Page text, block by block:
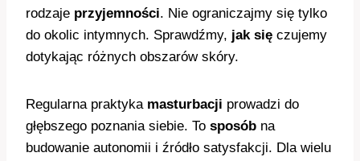
rodzaje przyjemności. Nie ograniczajmy się tylko
do okolic intymnych. Sprawdźmy, jak się czujemy
dotykając różnych obszarów skóry.
Regularna praktyka masturbacji prowadzi do
głębszego poznania siebie. To sposób na
budowanie autonomii i źródło satysfakcji. Dla wielu